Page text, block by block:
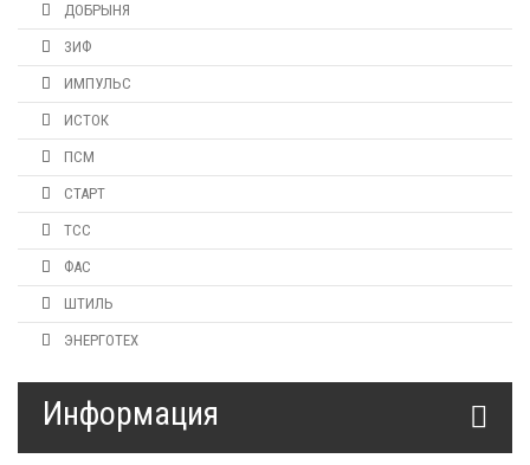
ДОБРЫНЯ
ЗИФ
ИМПУЛЬС
ИСТОК
ПСМ
СТАРТ
ТСС
ФАС
ШТИЛЬ
ЭНЕРГОТЕХ
Информация